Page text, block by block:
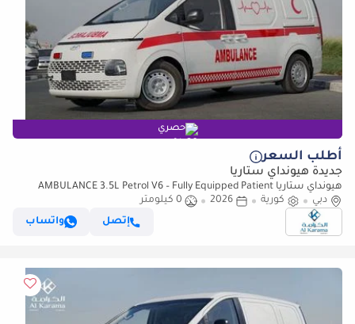
حصري
أطلب السعر
جديدة هيونداي ستاريا
هيونداي ستاريا AMBULANCE 3.5L Petrol V6 – Fully Equipped Patient
Transport Unit (للتصدير فقط)
دبي كورية 2026
0 كيلومتر
إتصل
واتساب